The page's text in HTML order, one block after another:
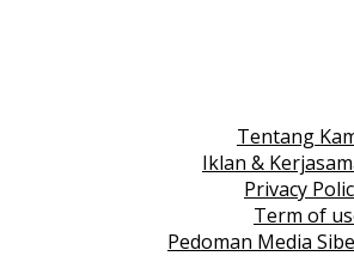
Tentang
Iklan &
Privacy
Term of
Pedoman Media